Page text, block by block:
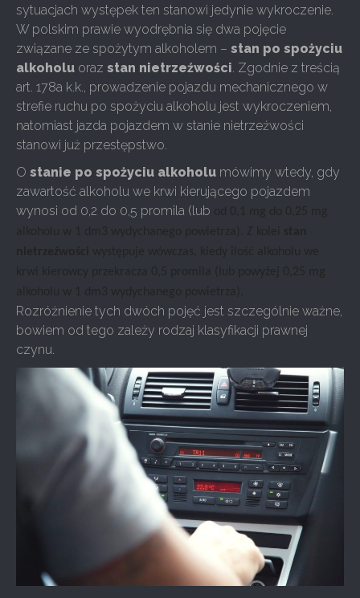
sytuacjach występek ten stanowi jedynie wykroczenie.
W polskim prawie wyodrębnia się dwa pojęcie
związane ze spożytym alkoholem – stan po spożyciu
alkoholu oraz stan nietrzeźwości. Zgodnie z treścią
art. 178a k.k., prowadzenie pojazdu mechanicznego w
strefie ruchu po spożyciu alkoholu jest wykroczeniem,
natomiast jazda pojazdem w stanie nietrzeźwości
stanowi już przestępstwo.
O stanie po spożyciu alkoholu mówimy wtedy, gdy
zawartość alkoholu we krwi kierującego pojazdem
wynosi od 0,2 do 0,5 promila (lub
Rozróżnienie tych dwóch pojęć jest szczególnie ważne,
bowiem od tego zależy rodzaj klasyfikacji prawnej
czynu.